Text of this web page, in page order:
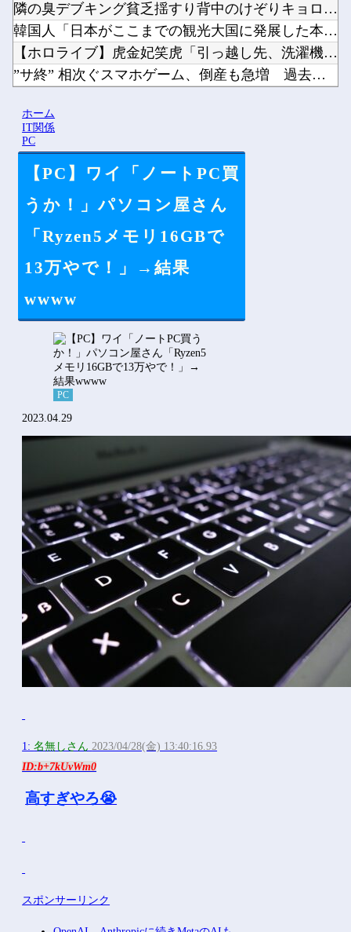
隣の臭デブキング貧乏揺すり背中のけぞりキョロ厨カンスケデブが...
韓国人「日本がここまでの観光大国に発展した本当の理由がこちら...
【ホロライブ】虎金妃笑虎「引っ越し先、洗濯機置き場がない 今...
”サ終” 相次ぐスマホゲーム、倒産も急増 過去最多ペースで推...
Powered by livedoor 相互RSS
ホーム
IT関係
PC
【PC】ワイ「ノートPC買
うか！」パソコン屋さん
「Ryzen5メモリ16GBで
13万やで！」→結果
wwww
PC
2023.04.29
1:名無しさん 2023/04/28(金) 13:40:16.93
ID:b+7kUvWm0
高すぎやろ😭
スポンサーリンク